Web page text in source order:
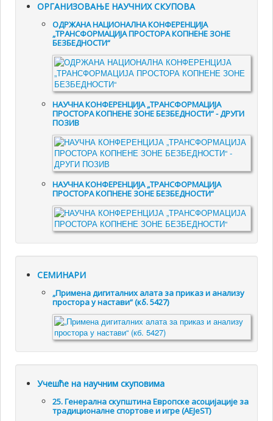
ОРГАНИЗОВАЊЕ НАУЧНИХ СКУПОВА
ОДРЖАНА НАЦИОНАЛНА КОНФЕРЕНЦИЈА
„ТРАНСФОРМАЦИЈА ПРОСТОРА КОПНЕНЕ ЗОНЕ
БЕЗБЕДНОСТИ“
НАУЧНА КОНФЕРЕНЦИЈА „ТРАНСФОРМАЦИЈА
ПРОСТОРА КОПНЕНЕ ЗОНЕ БЕЗБЕДНОСТИ“ - ДРУГИ
ПОЗИВ
НАУЧНА КОНФЕРЕНЦИЈА „ТРАНСФОРМАЦИЈА
ПРОСТОРА КОПНЕНЕ ЗОНЕ БЕЗБЕДНОСТИ“
СЕМИНАРИ
„Примена дигиталних алата за приказ и анализу
простора у настави“ (кб. 5427)
Учешће на научним скуповима
25. Генералнa скупштинa Европске асоцијације за
традиционалне спортове и игре (AEJeST)